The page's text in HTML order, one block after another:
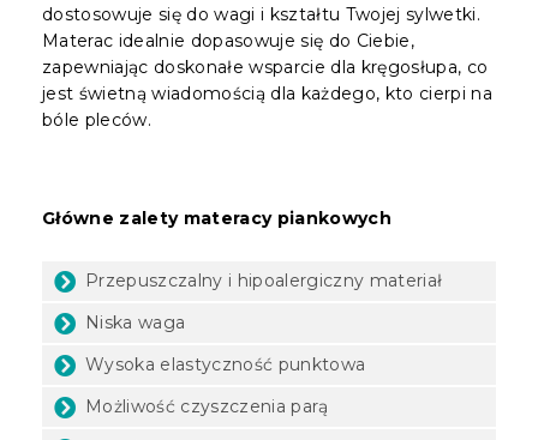
dostosowuje się do wagi i kształtu Twojej sylwetki.
Materac idealnie dopasowuje się do Ciebie,
zapewniając doskonałe wsparcie dla kręgosłupa, co
jest świetną wiadomością dla każdego, kto cierpi na
bóle pleców.
Główne zalety materacy piankowych
Przepuszczalny i hipoalergiczny materiał
Niska waga
Wysoka elastyczność punktowa
Możliwość czyszczenia parą